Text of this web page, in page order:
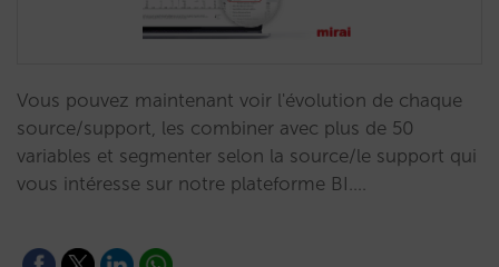
Vous pouvez maintenant voir l'évolution de chaque
source/support, les combiner avec plus de 50
variables et segmenter selon la source/le support qui
vous intéresse sur notre plateforme BI.…